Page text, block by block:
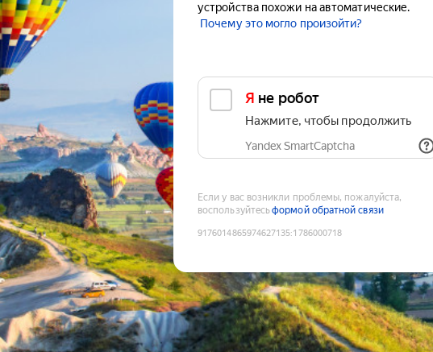
устройства похожи на автоматические.
Почему это могло произойти?
Я не робот
Нажмите, чтобы продолжить
Yandex SmartCaptcha
Если у вас возникли проблемы, пожалуйста,
воспользуйтесьформой обратной связи
9176014865974627135:1786000718